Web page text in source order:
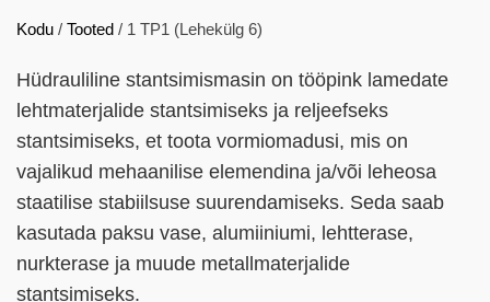
Kodu / Tooted / 1 TP1 (Lehekülg 6)
Hüdrauliline stantsimismasin on tööpink lamedate
lehtmaterjalide stantsimiseks ja reljeefseks
stantsimiseks, et toota vormiomadusi, mis on
vajalikud mehaanilise elemendina ja/või leheosa
staatilise stabiilsuse suurendamiseks. Seda saab
kasutada paksu vase, alumiiniumi, lehtterase,
nurkterase ja muude metallmaterjalide
stantsimiseks.